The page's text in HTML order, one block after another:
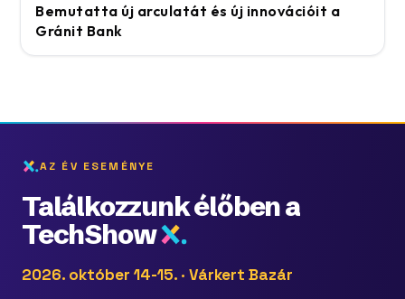
Bemutatta új arculatát és új innovációit a
Gránit Bank
AZ ÉV ESEMÉNYE
Találkozzunk élőben a
TechShow
2026. október 14-15. · Várkert Bazár